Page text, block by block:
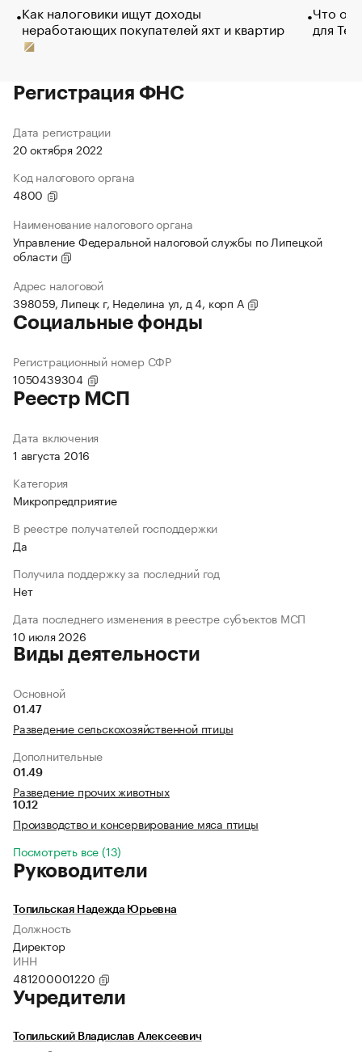
Как налоговики ищут доходы
неработающих покупателей яхт и квартир
Что
для
Регистрация ФНС
Дата регистрации
20 октября 2022
Код налогового органа
4800
Наименование налогового органа
Управление Федеральной налоговой службы по Липецкой
области
Адрес налоговой
398059, Липецк г, Неделина ул, д 4, корп А
Социальные фонды
Регистрационный номер СФР
1050439304
Реестр МСП
Дата включения
1 августа 2016
Категория
Микропредприятие
В реестре получателей господдержки
Да
Получила поддержку за последний год
Нет
Дата последнего изменения в реестре субъектов МСП
10 июля 2026
Виды деятельности
Основной
01.47
Разведение сельскохозяйственной птицы
Дополнительные
01.49
Разведение прочих животных
10.12
Производство и консервирование мяса птицы
Посмотреть все (13)
Руководители
Топильская Надежда Юрьевна
Должность
Директор
ИНН
481200001220
Учредители
Топильский Владислав Алексеевич